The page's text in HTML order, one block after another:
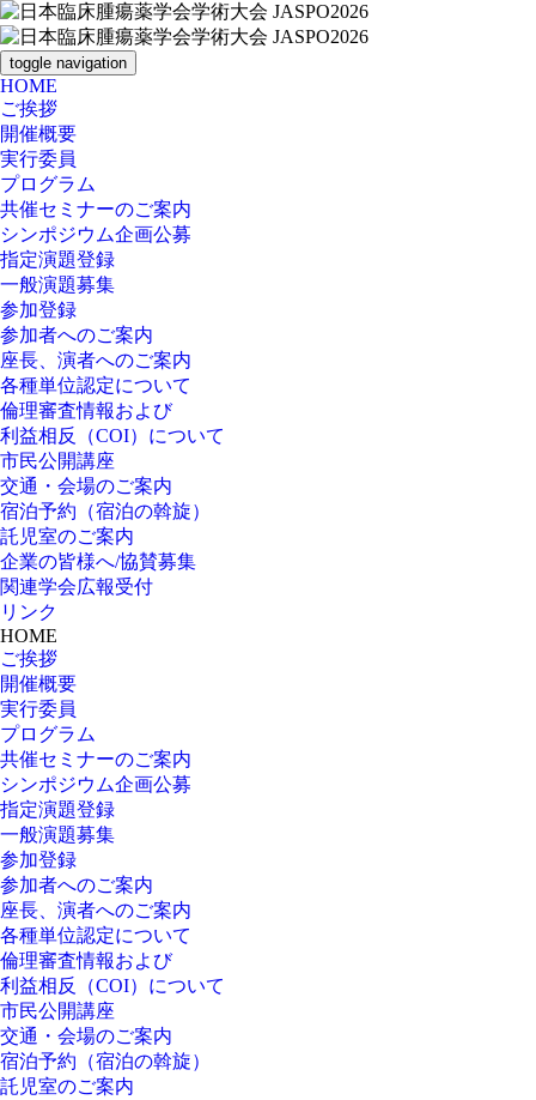
toggle navigation
HOME
ご挨拶
開催概要
実行委員
プログラム
共催セミナーのご案内
シンポジウム企画公募
指定演題登録
一般演題募集
参加登録
参加者へのご案内
座長、演者へのご案内
各種単位認定について
倫理審査情報および
利益相反（COI）について
市民公開講座
交通・会場のご案内
宿泊予約（宿泊の斡旋）
託児室のご案内
企業の皆様へ/協賛募集
関連学会広報受付
リンク
HOME
ご挨拶
開催概要
実行委員
プログラム
共催セミナーのご案内
シンポジウム企画公募
指定演題登録
一般演題募集
参加登録
参加者へのご案内
座長、演者へのご案内
各種単位認定について
倫理審査情報および
利益相反（COI）について
市民公開講座
交通・会場のご案内
宿泊予約（宿泊の斡旋）
託児室のご案内